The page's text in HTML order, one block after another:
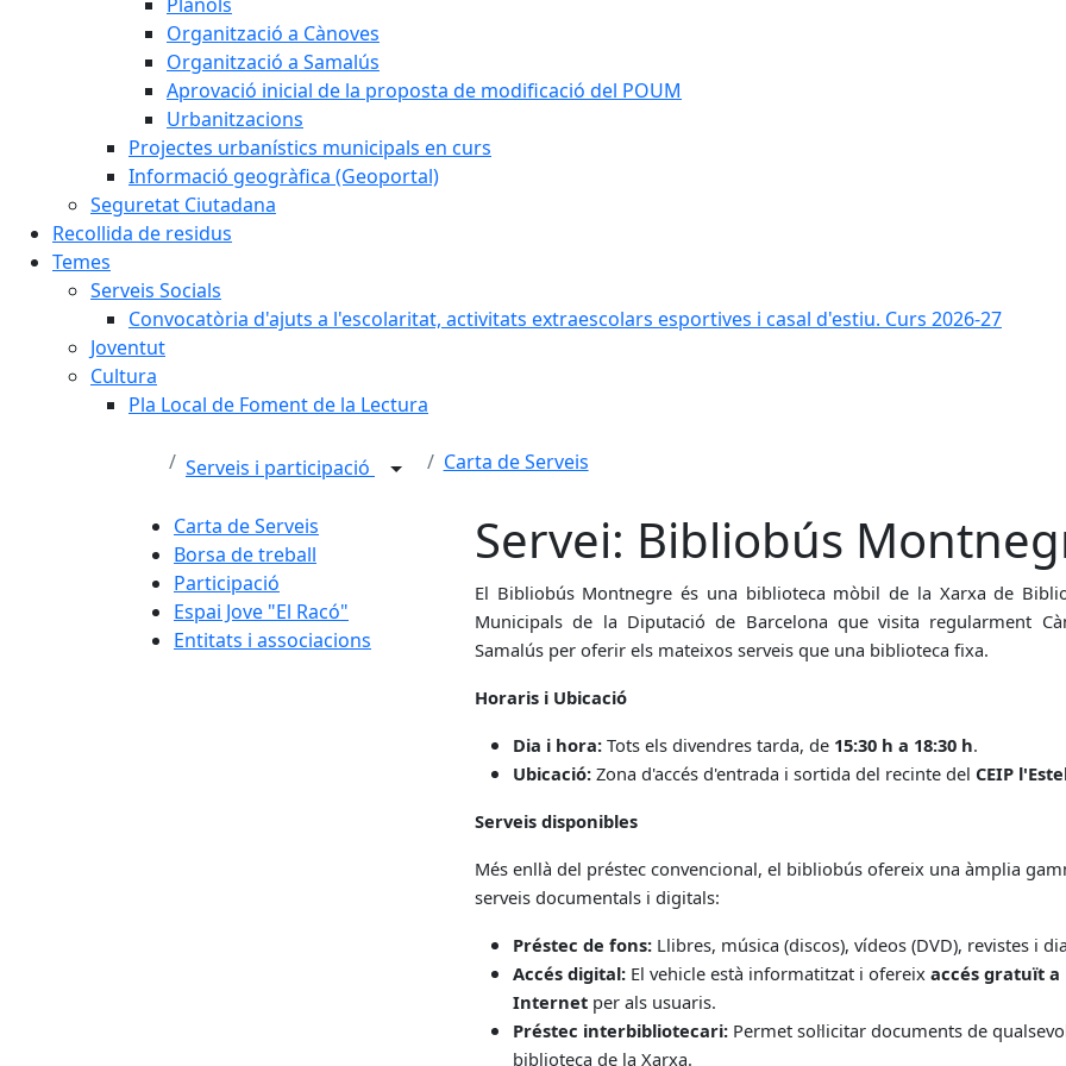
Organització a Cànoves
Organització a Samalús
Aprovació inicial de la proposta de modificació del POUM
Urbanitzacions
Projectes urbanístics municipals en curs
Informació geogràfica (Geoportal)
Seguretat Ciutadana
Recollida de residus
Temes
Serveis Socials
Convocatòria d'ajuts a l'escolaritat, activitats extraescolars esportives i casal d'estiu. Curs 2026-27
Joventut
Cultura
Pla Local de Foment de la Lectura
Serveis i participació Carta de Serveis
Carta de Serveis
Borsa de treball
Participació
Espai Jove "El Racó"
Entitats i associacions
Servei: Bibliobús
El Bibliobús Montnegre és una biblioteca mòbil de la Xarxa de
Municipals de la Diputació de Barcelona que visita regularment
Samalús per oferir els mateixos serveis que una biblioteca fixa.
Horaris i Ubicació
Dia i hora: Tots els divendres tarda, de 15:30 h a 18:30 h.
Ubicació: Zona d'accés d'entrada i sortida del recinte del CEIP
Serveis disponibles
Més enllà del préstec convencional, el bibliobús ofereix una àmplia
serveis documentals i digitals:
Préstec de fons: Llibres, música (discos), vídeos (DVD), revistes i
Accés digital: El vehicle està informatitzat i ofereix accés gratuït a
Internet per als usuaris.
Préstec interbibliotecari: Permet sol·licitar documents de
biblioteca de la Xarxa.